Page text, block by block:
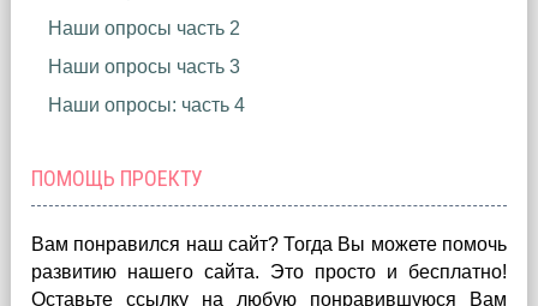
Наши опросы часть 2
Наши опросы часть 3
Наши опросы: часть 4
ПОМОЩЬ ПРОЕКТУ
Вам понравился наш сайт? Тогда Вы можете помочь
развитию нашего сайта. Это просто и бесплатно!
Оставьте ссылку на любую понравившуюся Вам